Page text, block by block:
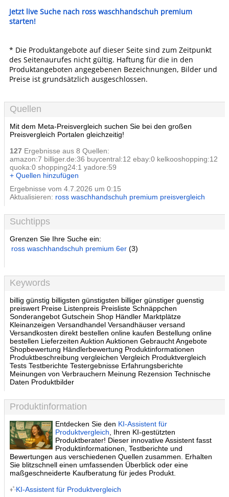
Jetzt live Suche nach ross waschhandschuh premium
starten!
* Die Produktangebote auf dieser Seite sind zum Zeitpunkt
des Seitenaurufes nicht gültig. Haftung für die in den
Produktangeboten angegebenen Bezeichnungen, Bilder und
Preise ist grundsätzlich ausgeschlossen.
Quellen
Mit dem Meta-Preisvergleich suchen Sie bei den großen
Preisvergleich Portalen gleichzeitig!
127 Ergebnisse aus 8 Quellen:
amazon:7 billiger.de:36 buycentral:12 ebay:0 kelkooshopping:12
quoka:0 shopping24:1 yadore:59
+ Quellen hinzufügen
Ergebnisse vom 4.7.2026 um 0:15
Aktualisieren: ross waschhandschuh premium preisvergleich
Suchtipps
Grenzen Sie Ihre Suche ein:
ross waschhandschuh premium 6er (3)
Keywords
billig günstig billigsten günstigsten billiger günstiger guenstig
preiswert Preise Listenpreis Preisliste Schnäppchen
Sonderangebot Gutschein Shop Händler Marktplätze
Kleinanzeigen Versandhandel Versandhäuser versand
Versandkosten direkt bestellen online kaufen Bestellung online
bestellen Lieferzeiten Auktion Auktionen Gebraucht Angebote
Shopbewertung Händlerbewertung Produktinformationen
Produktbeschreibung vergleichen Vergleich Produktvergleich
Tests Testberichte Testergebnisse Erfahrungsberichte
Meinungen von Verbrauchern Meinung Rezension Technische
Daten Produktbilder
Produktinformation
Entdecken Sie den KI-Assistent für
Produktvergleich , Ihren KI-gestützten
Produktberater! Dieser innovative Assistent fasst
Produktinformationen, Testberichte und
Bewertungen aus verschiedenen Quellen zusammen. Erhalten
Sie blitzschnell einen umfassenden Überblick oder eine
maßgeschneiderte Kaufberatung für jedes Produkt.
KI-Assistent für Produktvergleich